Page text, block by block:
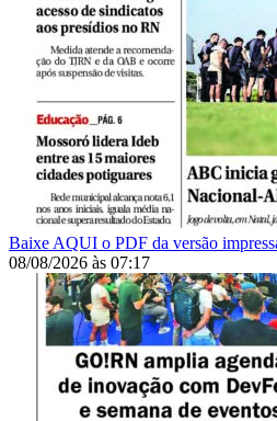
Baixe AQUI o PDF da versão
08/08/2026 às 07:17